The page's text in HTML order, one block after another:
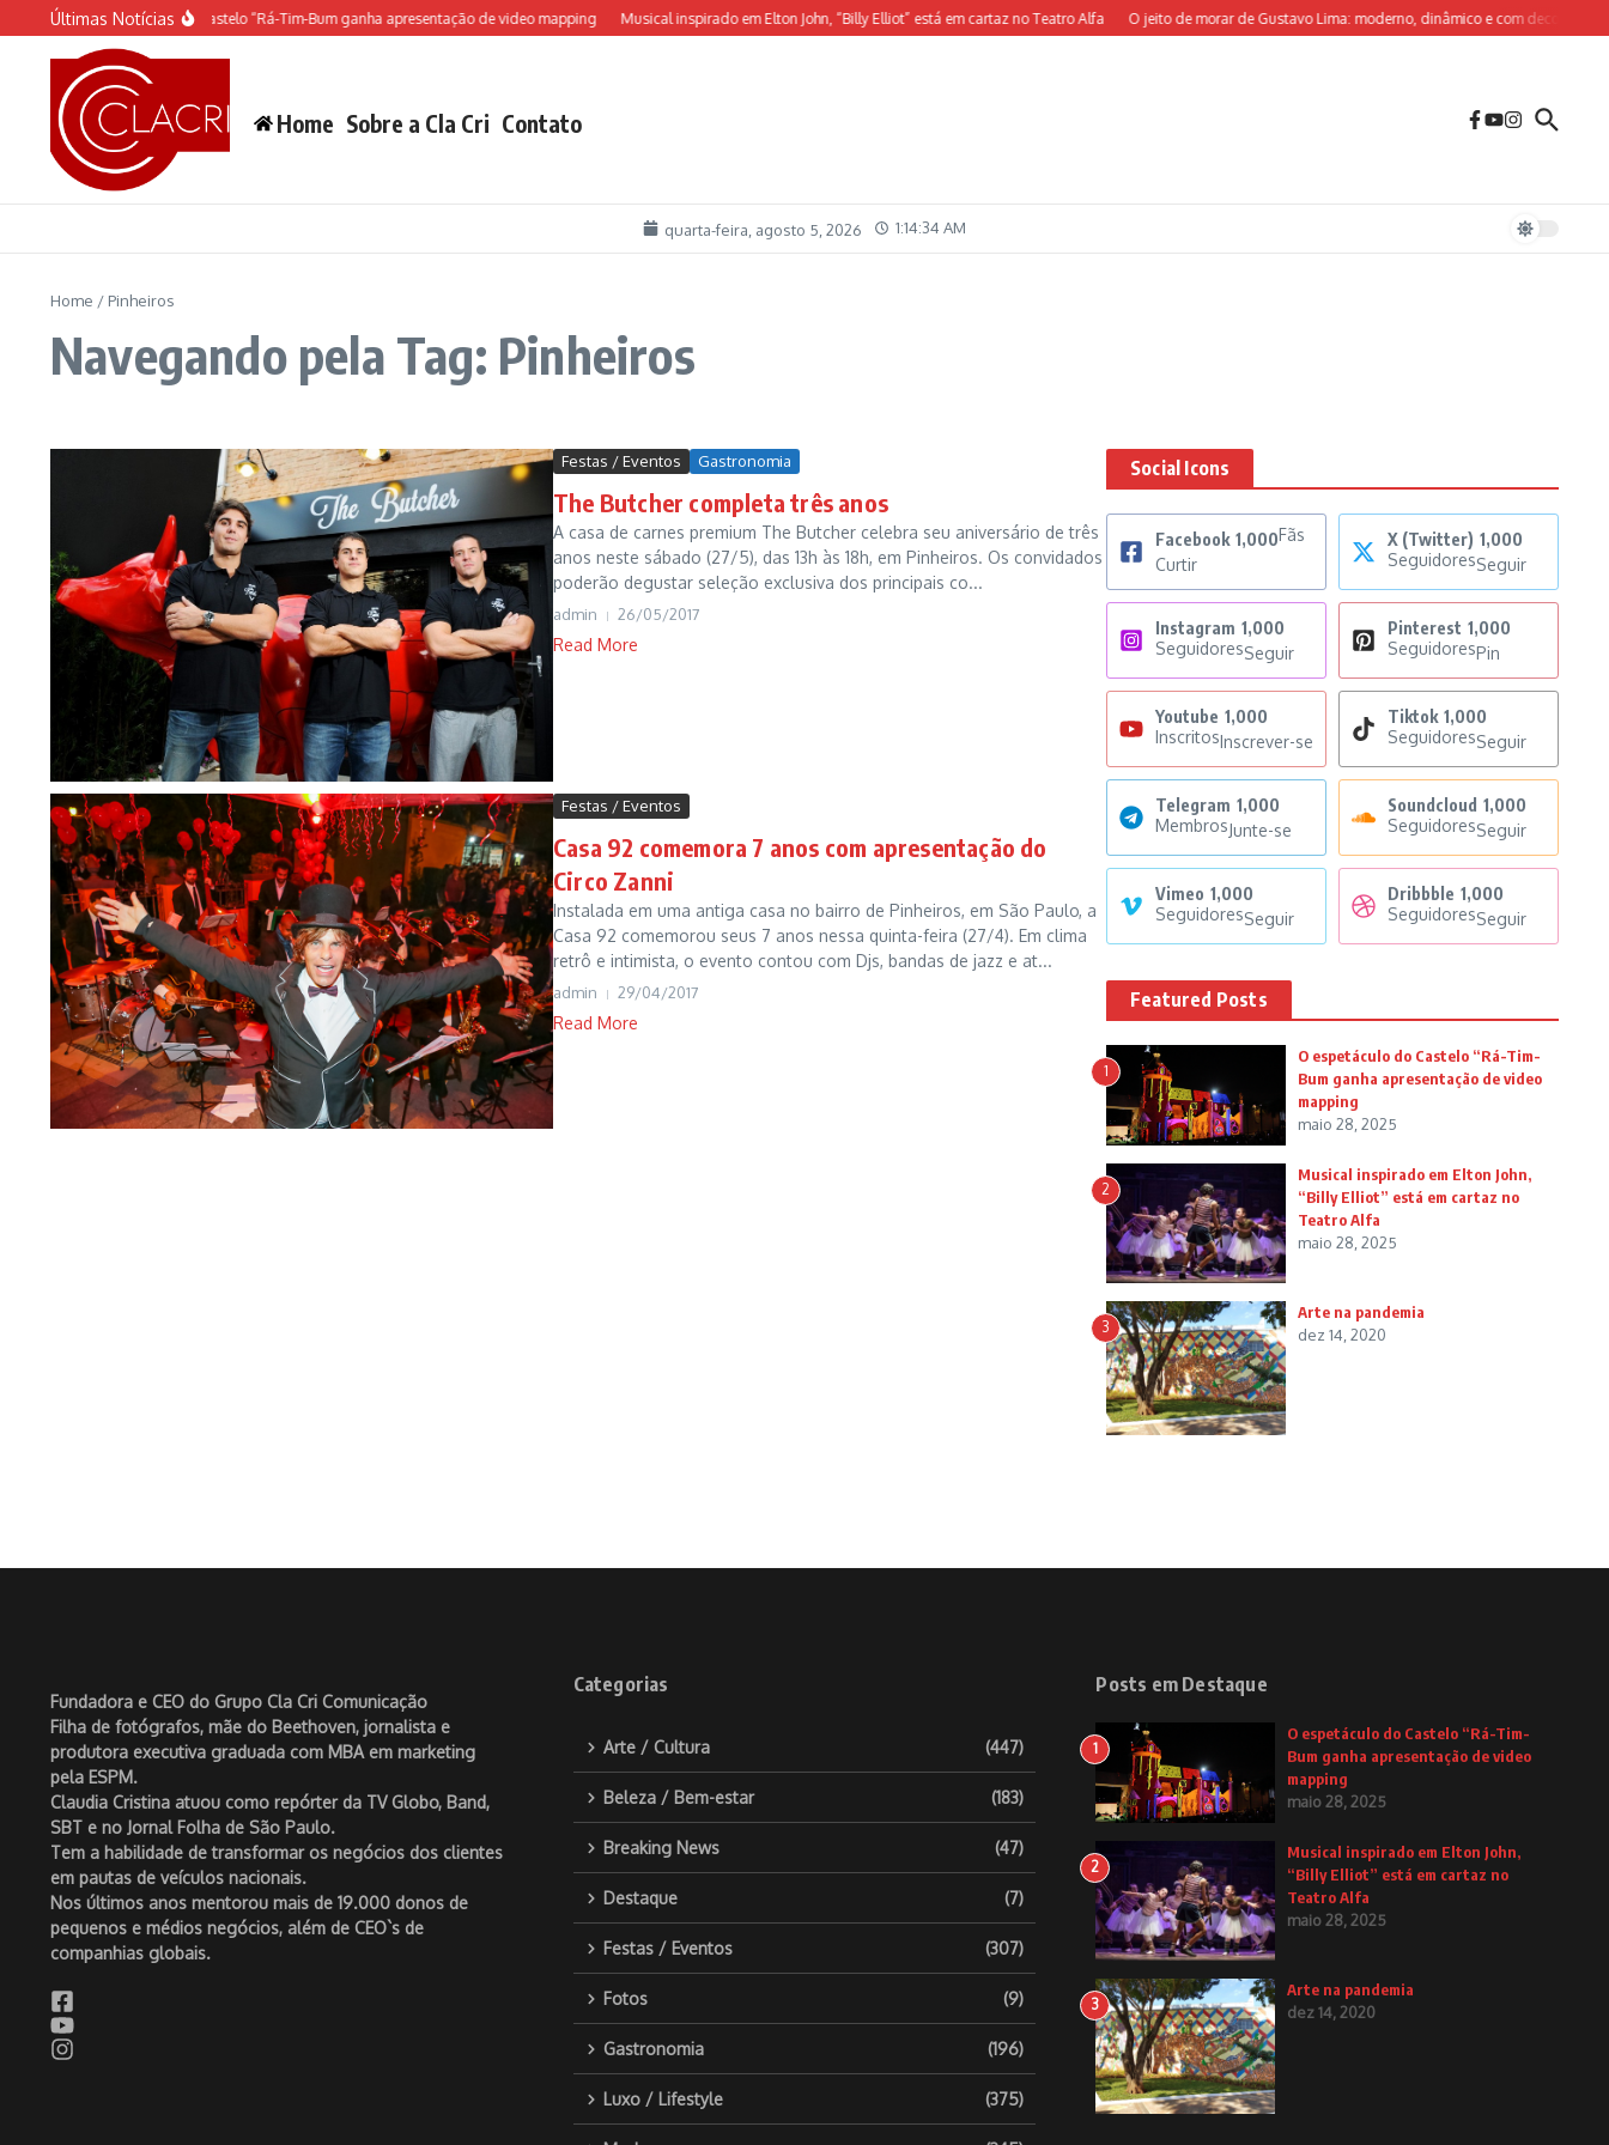
Ir para o conteúdo
Últimas Notícias
O espetáculo do Castelo “Rá-Tim-Bum ganha apresentação de video mapping Musical inspirado em Elton John, “Billy Elliot” está em cartaz no Teatro Alfa O jeito de morar de Gustavo Lima: moderno, dinâmico e com decoração
Home Sobre a Cla Cri Contato
quarta-feira, agosto 5, 2026 1:14:35 AM
Home / Pinheiros
Navegando pela Tag: Pinheiros
Festas / Eventos Gastronomia
The Butcher completa três anos
A casa de carnes premium The Butcher celebra seu aniversário de três
anos neste sábado (27/5), das 13h às 18h, em Pinheiros. Os convidados
poderão degustar seleção exclusiva dos principais co...
admin 26/05/2017
Read More
Festas / Eventos
Casa 92 comemora 7 anos com apresentação do
Circo Zanni
Instalada em uma antiga casa no bairro de Pinheiros, em São Paulo, a
Casa 92 comemorou seus 7 anos nessa quinta-feira (27/4). Em clima
retrô e intimista, o evento contou com Djs, bandas de jazz e at...
admin 29/04/2017
Read More
Social Icons
Facebook 1,000Fãs
Curtir
X (Twitter) 1,000
SeguidoresSeguir
Instagram 1,000
SeguidoresSeguir
Pinterest 1,000
SeguidoresPin
Youtube 1,000
InscritosInscrever-se
Tiktok 1,000
SeguidoresSeguir
Telegram 1,000
MembrosJunte-se
Soundcloud 1,000
SeguidoresSeguir
Vimeo 1,000
SeguidoresSeguir
Dribbble 1,000
SeguidoresSeguir
Featured Posts
1
O espetáculo do Castelo “Rá-Tim-
Bum ganha apresentação de video
mapping
maio 28, 2025
2
Musical inspirado em Elton John,
“Billy Elliot” está em cartaz no
Teatro Alfa
maio 28, 2025
3
Arte na pandemia
dez 14, 2020
Fundadora e CEO do Grupo Cla Cri Comunicação
Filha de fotógrafos, mãe do Beethoven, jornalista e
produtora executiva graduada com MBA em marketing
pela ESPM.
Claudia Cristina atuou como repórter da TV Globo, Band,
SBT e no Jornal Folha de São Paulo.
Tem a habilidade de transformar os negócios dos clientes
em pautas de veículos nacionais.
Nos últimos anos mentorou mais de 19.000 donos de
pequenos e médios negócios, além de CEO`s de
companhias globais.
Categorias
Arte / Cultura (447)
Beleza / Bem-estar (183)
Breaking News (47)
Destaque (7)
Festas / Eventos (307)
Fotos (9)
Gastronomia (196)
Luxo / Lifestyle (375)
Posts em Destaque
1
O espetáculo do Castelo “Rá-Tim-
Bum ganha apresentação de video
mapping
maio 28, 2025
2
Musical inspirado em Elton John,
“Billy Elliot” está em cartaz no
Teatro Alfa
maio 28, 2025
3
Arte na pandemia
dez 14, 2020